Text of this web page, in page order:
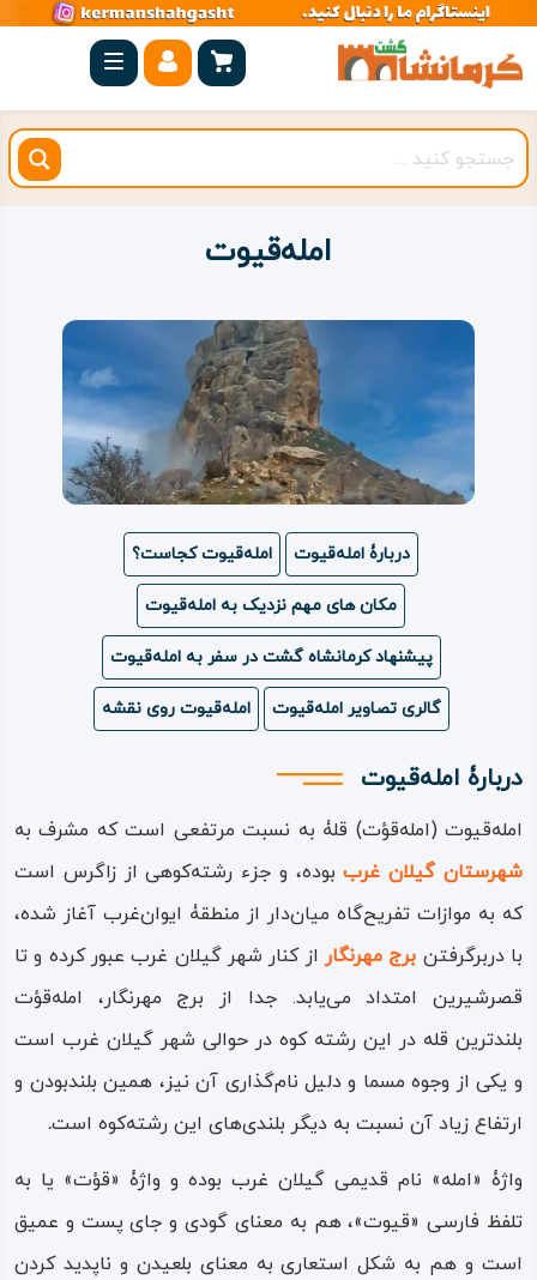
صفحه
اصلی
کرمانشاه
شهرستان
روستاهای
اقامتگاه
امله‌قیوت
دربارۀ امله‌قیوت امله‌قیوت کجاست؟
مکان های مهم نزدیک به امله‌قیوت
پیشنهاد کرمانشاه گشت در سفر به امله‌قیوت
گالری تصاویر امله‌قیوت امله‌قیوت روی نقشه
دربارۀ امله‌قیوت
امله‌قیوت (امله‌قؤت) قلۀ به نسبت مرتفعی است که مشرف به
شهرستان گیلان ‌غرببوده، و جزء رشته‌کوهی از زاگرس است
که به موازات تفریح‌گاه میان‌دار از منطقۀ ایوان‌غرب آغاز شده،
با دربرگرفتن برج مهرنگاراز کنار شهر گیلان ‌غرب عبور کرده و تا
قصرشیرین امتداد می‌یابد. جدا از برج مهرنگار، امله‌قؤت
بلندترین قله در این رشته کوه در حوالی شهر گیلان ‌غرب است
و یکی از وجوه مسما و دلیل نام‌گذاری آن نیز، همین بلندبودن و
ارتفاع زیاد آن نسبت به دیگر بلندی‌های این رشته‌کوه است.
واژۀ «امله» نام قدیمی گیلان ‌غرب بوده و واژۀ «قؤت» یا به
تلفظ فارسی «قیوت»، هم به معنای گودی و جای پست و عمیق
است و هم به شکل استعاری به معنای بلعیدن و ناپدید کردن